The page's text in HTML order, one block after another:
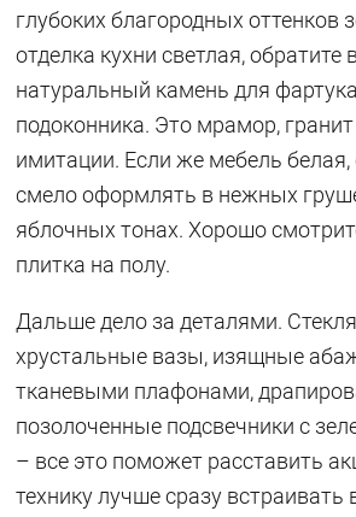
глубоких благородных оттенков
отделка кухни светлая, обратите
натуральный камень для
подоконника. Это мрамор,
имитации. Если же мебель
смело оформлять в нежных
яблочных тонах. Хорошо
плитка на полу.
Дальше дело за деталями.
хрустальные вазы, изящные
тканевыми плафонами,
позолоченные подсвечники с
– все это поможет расставить
технику лучше сразу встраивать